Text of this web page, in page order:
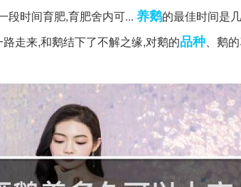
段时间育肥,育肥舍内可... 养鹅的最佳时间是
走来,和鹅结下了不解之缘,对鹅的品种 、鹅